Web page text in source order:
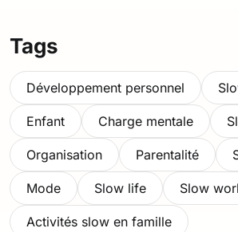
Tags
Développement personnel
Enfant Charge mentale
Organisation Parentalité
Mode Slow life Slow
Activités slow en famille